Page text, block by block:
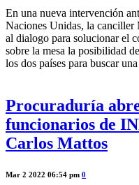
En una nueva intervención
Naciones Unidas, la
al dialogo para solucionar el
sobre la mesa la posibilidad
los dos países para buscar
Procuraduría
funcionarios de
Carlos Mattos
Mar 2 2022 06:54 pm 0